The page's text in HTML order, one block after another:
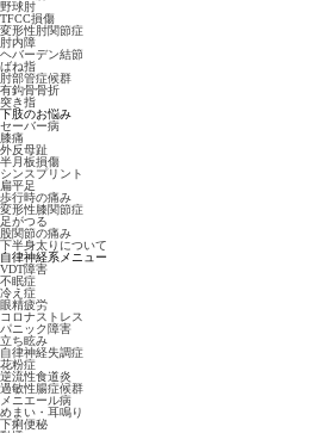
野球肘
TFCC損傷
変形性肘関節症
肘内障
ヘバーデン結節
ばね指
肘部管症候群
有鈎骨骨折
突き指
下肢のお悩み
セーバー病
膝痛
外反母趾
半月板損傷
シンスプリント
扁平足
歩行時の痛み
変形性膝関節症
足がつる
股関節の痛み
下半身太りについて
自律神経系メニュー
VDT障害
不眠症
冷え症
眼精疲労
コロナストレス
パニック障害
立ち眩み
自律神経失調症
花粉症
逆流性食道炎
過敏性腸症候群
メニエール病
めまい・耳鳴り
下痢便秘